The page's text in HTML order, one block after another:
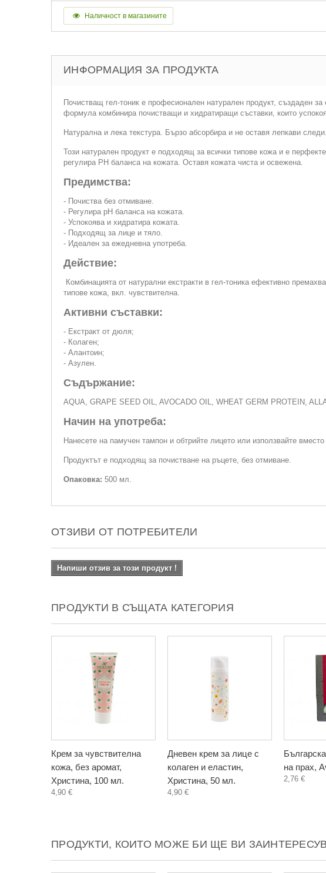
Наличност в магазините
ИНФОРМАЦИЯ ЗА ПРОДУКТА
Почистващ гел-тоник е професионален натурален продукт, създаден
формула комбинира почистващи и хидратиращи съставки, които
Натурална и лека текстура. Бързо абсорбира и не оставя лепкави
Този натурален продукт е подходящ за всички типове кожа и е
регулира PH баланса на кожата. Оставя кожата чиста и освежена.
Предимства:
- Почиства без отмиване.
- Регулира pH баланса на кожата.
- Успокоява и хидратира кожата.
- Подходящ за лице и тяло.
- Идеален за ежедневна употреба.
Действие:
Комбинацията от натурални екстракти в гел-тоника ефективно
типове кожа, вкл. чувствителна.
Активни съставки:
- Екстракт от дюля;
- Колаген;
- Алантоин;
- Азулен.
Съдържание:
AQUA, GRAPE SEED OIL, AVOCADO OIL, WHEAT GERM PROTEIN,
Начин на употреба:
Нанесете на памучен тампон и обтрийте лицето или използвайте
Продуктът е подходящ за почистване на ръцете, без отмиване.
Опаковка: 500 мл.
ОТЗИВИ ОТ ПОТРЕБИТЕЛИ
Напиши отзив за този продукт !
ПРОДУКТИ В СЪЩАТА КАТЕГОРИЯ
Крем за чувствителна
кожа, без аромат,
Христина, 100 мл.
4,90 €
Дневен крем за лице с
колаген и еластин,
Христина, 50 мл.
4,90 €
на прах,
2,76 €
ПРОДУКТИ, КОИТО МОЖЕ БИ ЩЕ ВИ